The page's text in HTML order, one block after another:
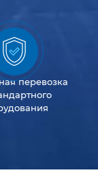
перевозка